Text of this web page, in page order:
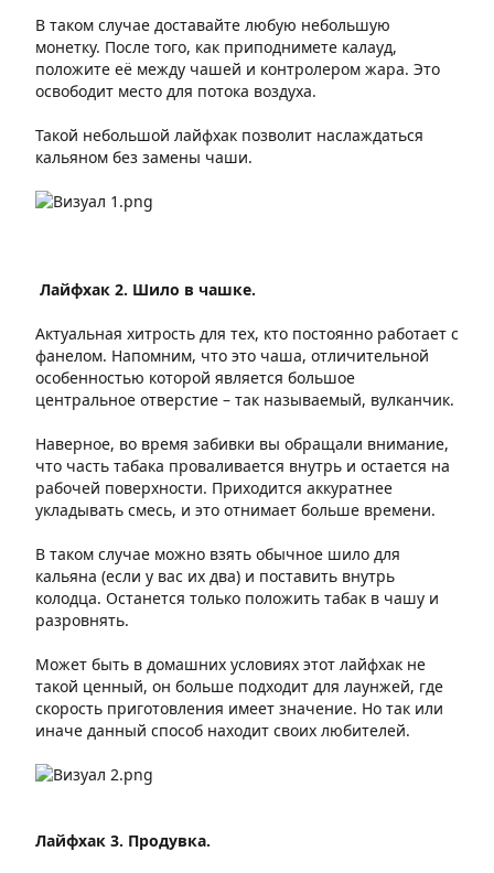
В таком случае доставайте любую небольшую
монетку. После того, как приподнимете калауд,
положите её между чашей и контролером жара. Это
освободит место для потока воздуха.
Такой небольшой лайфхак позволит наслаждаться
кальяном без замены чаши.
Лайфхак 2. Шило в чашке.
Актуальная хитрость для тех, кто постоянно работает с
фанелом. Напомним, что это чаша, отличительной
особенностью которой является большое
центральное отверстие – так называемый, вулканчик.
Наверное, во время забивки вы обращали внимание,
что часть табака проваливается внутрь и остается на
рабочей поверхности. Приходится аккуратнее
укладывать смесь, и это отнимает больше времени.
В таком случае можно взять обычное шило для
кальяна (если у вас их два) и поставить внутрь
колодца. Останется только положить табак в чашу и
разровнять.
Может быть в домашних условиях этот лайфхак не
такой ценный, он больше подходит для лаунжей, где
скорость приготовления имеет значение. Но так или
иначе данный способ находит своих любителей.
Лайфхак 3. Продувка.